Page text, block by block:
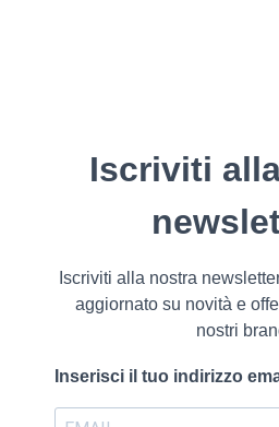
Iscriviti
Iscriviti alla nostra
aggiornato su novità e
nostri
Inserisci il tuo indirizzo